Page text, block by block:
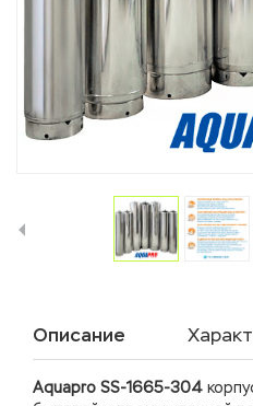
Описание
Aquapro SS-1665-304